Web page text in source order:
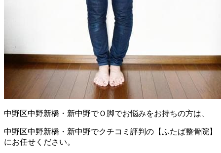
中野区中野新橋・新中野でＯ脚でお悩みをお持ちの方は、
中野区中野新橋・新中野でクチコミ評判の【ふたば整骨院】
にお任せください。